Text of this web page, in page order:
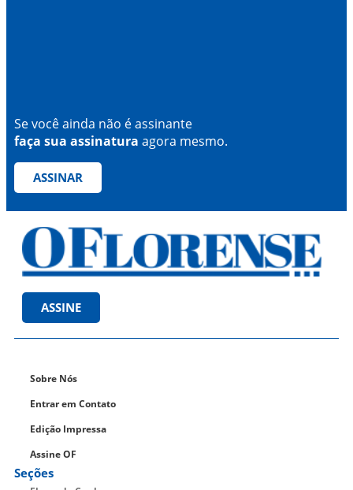
Se você ainda não é assinante
faça sua assinatura agora mesmo.
ASSINAR
ASSINE
Sobre Nós
Entrar em Contato
Edição Impressa
Assine OF
Seções